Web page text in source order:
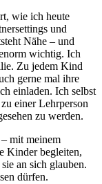
wie ich heute
und
Nähe – und
wichtig. Ich
Zu jedem Kind
gerne mal ihre
einladen. Ich selbst
einer Lehrperson
zu werden.
mit meinem
Kinder begleiten,
an sich glauben.
dürfen.